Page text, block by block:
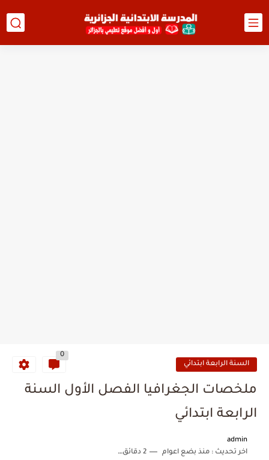
السنة الرابعة ابتدائي
0
ملخصات الجغرافيا الفصل الأول السنة
الرابعة ابتدائي
admin
اخر تحديث :منذ بضع اعوام 2 دقائق للقراءة